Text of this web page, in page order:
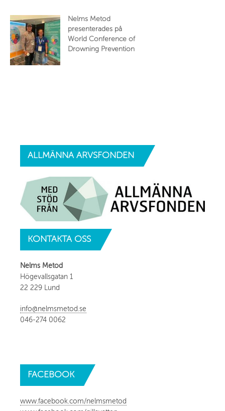
Nelms Metod
presenterades på
World Conference of
Drowning Prevention
ALLMÄNNA ARVSFONDEN
KONTAKTA OSS
Nelms Metod
Högevallsgatan 1
22 229 Lund
info@nelmsmetod.se
046-274 0062
FACEBOOK
www.facebook.com/nelmsmetod